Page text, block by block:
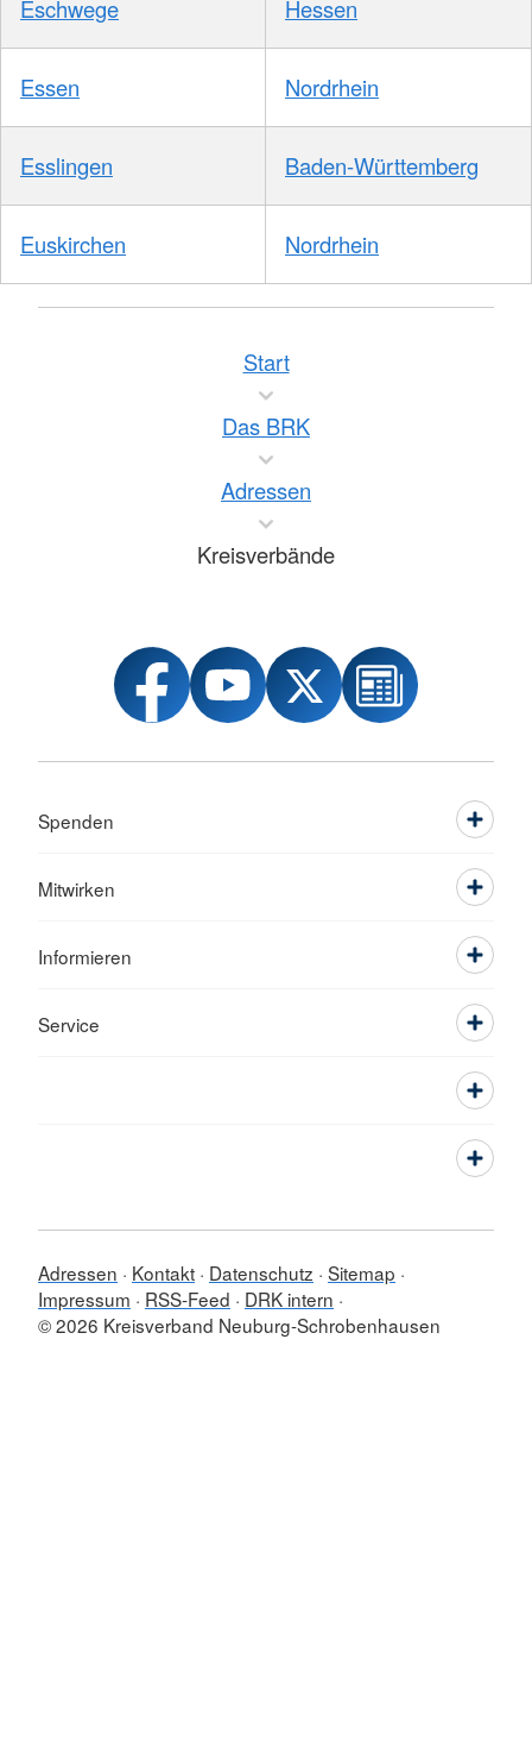
Eschwege Hessen
Essen Nordrhein
Esslingen Baden-Württemberg
Euskirchen Nordrhein
Start
Das BRK
Adressen
Kreisverbände
Spenden
Mitwirken
Informieren
Service
Adressen Kontakt Datenschutz Sitemap
Impressum
RSS-Feed
DRK intern
© 2026 Kreisverband Neuburg-Schrobenhausen